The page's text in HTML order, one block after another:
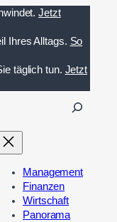
Jetzt
Ihres Alltags. So
täglich tun. Jetzt
n
Management
Finanzen
Wirtschaft
Panorama